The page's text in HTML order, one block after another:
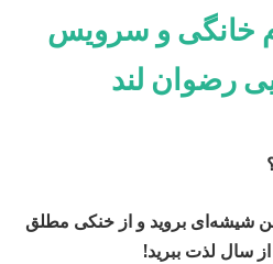
خانگی و سرویس
رضوان لند
شیشه‌ای بروید و از خنکی مطلق
سال لذت ببرید!